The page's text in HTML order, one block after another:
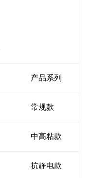
产品系列
常规款
中高粘款
抗静电款